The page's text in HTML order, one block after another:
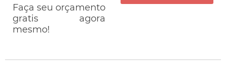
Faça seu orçamento
gratis agora
mesmo!